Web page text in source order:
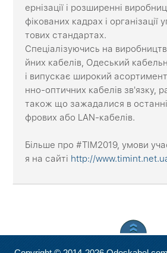
ернізації і розширенні
фікованих кадрах і організації
тових стандартах.
Спеціалізуючись на
йних кабелів, Одеський
і випускає широкий
нно-оптичних кабелів зв'язку,
також що зажадалися в останні
фрових або LAN-кабелів.
Більше про #TIM2019, умови
я на сайті http://